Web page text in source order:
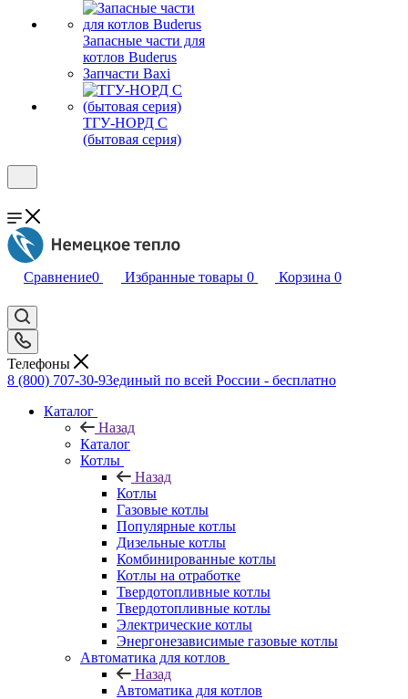
Запасные части для
котлов Buderus
Запчасти Baxi
ТГУ-НОРД С
(бытовая серия)
Сравнение0 Избранные товары 0 Корзина 0
Телефоны
8 (800) 707-30-93единый по всей России - бесплатно
Каталог
Назад
Каталог
Котлы
Назад
Котлы
Газовые котлы
Популярные котлы
Дизельные котлы
Комбинированные котлы
Котлы на отработке
Твердотопливные котлы
Твердотопливные котлы
Электрические котлы
Энергонезависимые газовые котлы
Автоматика для котлов
Назад
Автоматика для котлов